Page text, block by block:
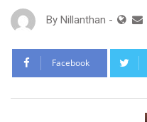
By Nillanthan -
Facebook